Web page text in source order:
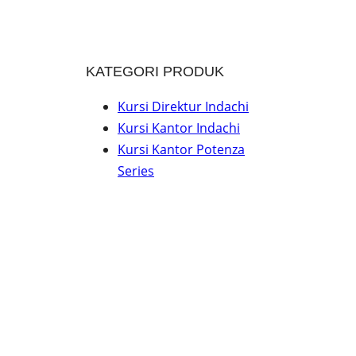
KATEGORI PRODUK
Kursi Direktur Indachi
Kursi Kantor Indachi
Kursi Kantor Potenza
Series